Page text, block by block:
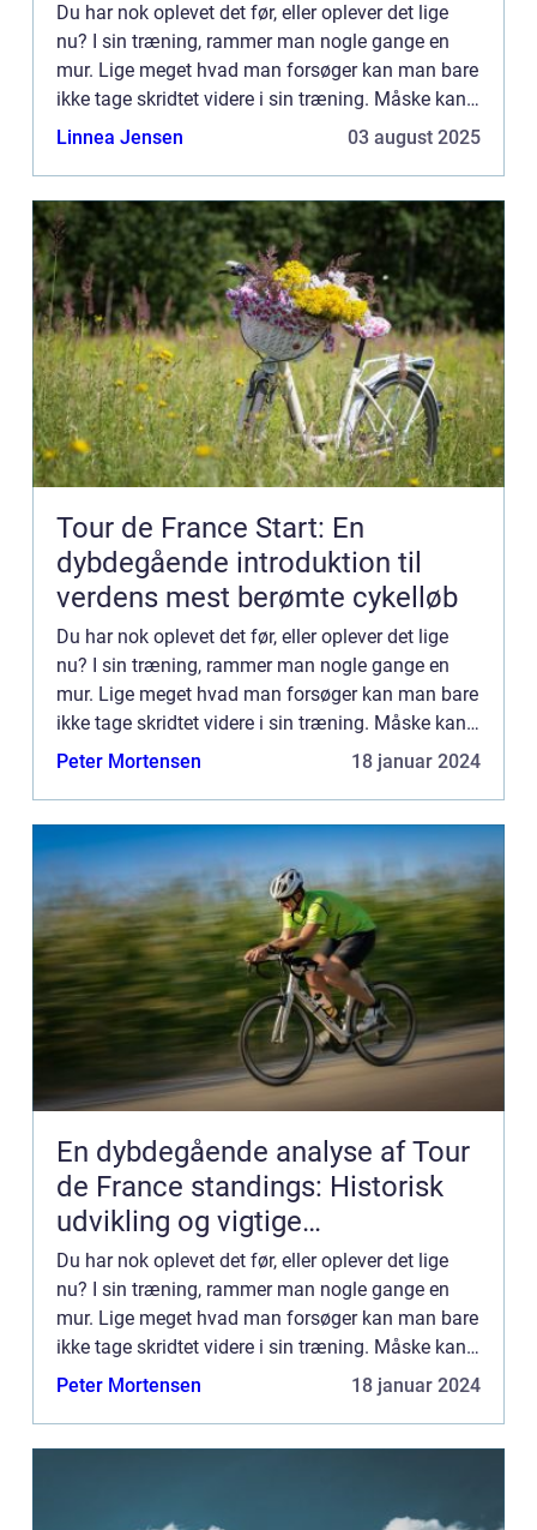
Du har nok oplevet det før, eller oplever det lige
nu? I sin træning, rammer man nogle gange en
mur. Lige meget hvad man forsøger kan man bare
ikke tage skridtet videre i sin træning. Måske kan
man, uanset sine anstren...
Linnea Jensen 03 august 2025
Tour de France Start: En
dybdegående introduktion til
verdens mest berømte cykelløb
Du har nok oplevet det før, eller oplever det lige
nu? I sin træning, rammer man nogle gange en
mur. Lige meget hvad man forsøger kan man bare
ikke tage skridtet videre i sin træning. Måske kan
man, uanset sine anstren...
Peter Mortensen 18 januar 2024
En dybdegående analyse af Tour
de France standings: Historisk
udvikling og vigtige
informationer
Du har nok oplevet det før, eller oplever det lige
nu? I sin træning, rammer man nogle gange en
mur. Lige meget hvad man forsøger kan man bare
ikke tage skridtet videre i sin træning. Måske kan
man, uanset sine anstren...
Peter Mortensen 18 januar 2024